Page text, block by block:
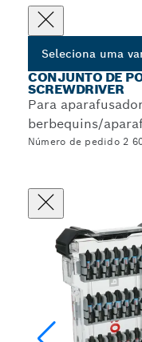
Seleciona uma
CONJUNTO DE
SCREWDRIVER
Para
berbequins/
Número de pedido 2